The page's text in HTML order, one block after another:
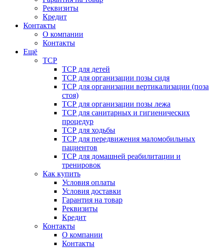
Реквизиты
Кредит
Контакты
О компании
Контакты
Ещё
ТСР
ТСР для детей
ТСР для организации позы сидя
ТСР для организации вертикализации (поза
стоя)
ТСР для организации позы лежа
ТСР для санитарных и гигиенических
процедур
ТСР для ходьбы
ТСР для передвижения маломобильных
пациентов
ТСР для домашней реабилитации и
тренировок
Как купить
Условия оплаты
Условия доставки
Гарантия на товар
Реквизиты
Кредит
Контакты
О компании
Контакты